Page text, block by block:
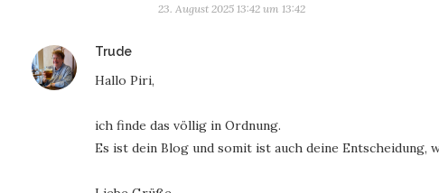
23. August 2025 13:42 um 13:42
Trudesagt:
Hallo Piri,
ich finde das völlig in Ordnung.
Es ist dein Blog und somit ist auch deine Entscheidung,